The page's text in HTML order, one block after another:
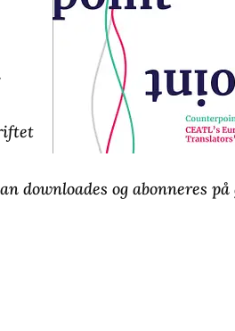
downloades og abonneres